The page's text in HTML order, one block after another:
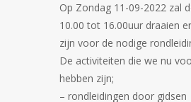
Op Zondag 11-09-2022 zal
10.00 tot 16.00uur draaien
zijn voor de nodige
De activiteiten die we nu
hebben zijn;
– rondleidingen door gidsen